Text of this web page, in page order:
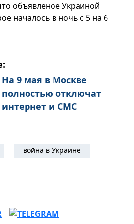
объявленое Украиной
началось в ночь с 5 на 6
На 9 мая в Москве
полностью отключат
интернет и СМС
война в Украине